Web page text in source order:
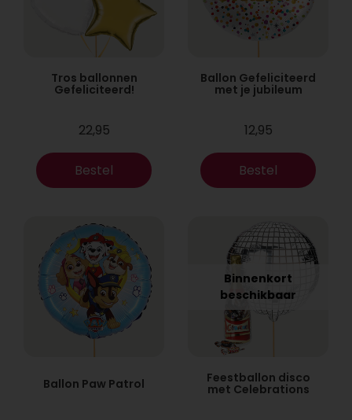
Tros ballonnen
Gefeliciteerd!
22,95
Bestel
Ballon Gefeliciteerd
met je jubileum
12,95
Bestel
Ballon Paw Patrol
Binnenkort
beschikbaar
Feestballon disco
met Celebrations